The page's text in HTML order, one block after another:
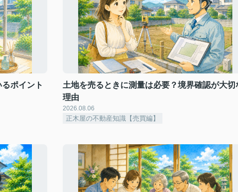
ポイント
土地を売るときに測量は必要？境界確認が大切
理由
2026.08.06
正木屋の不動産知識【売買編】